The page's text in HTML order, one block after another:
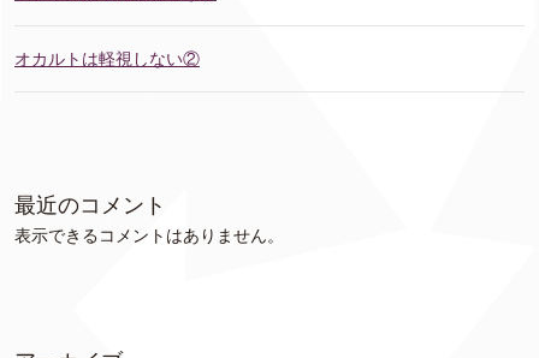
オカルトは軽視しない②
最近のコメント
表示できるコメントはありません。